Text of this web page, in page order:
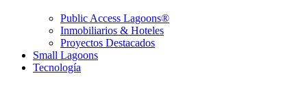
Public Access Lagoons®
Inmobiliarios & Hoteles
Proyectos Destacados
Small Lagoons
Tecnología